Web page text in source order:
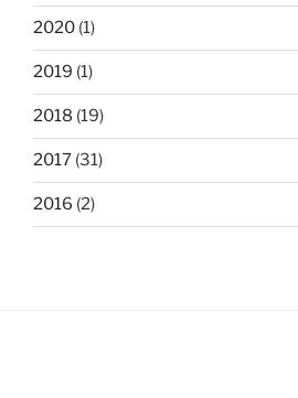
2020 (1)
2019 (1)
2018 (19)
2017 (31)
2016 (2)